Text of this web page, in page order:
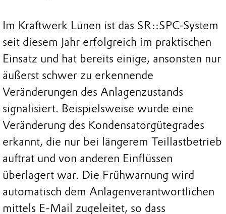
Im Kraftwerk Lünen ist das SR::SPC-System
seit diesem Jahr erfolgreich im praktischen
Einsatz und hat bereits einige, ansonsten nur
äußerst schwer zu erkennende
Veränderungen des Anlagenzustands
signalisiert. Beispielsweise wurde eine
Veränderung des Kondensatorgütegrades
erkannt, die nur bei längerem Teillastbetrieb
auftrat und von anderen Einflüssen
überlagert war. Die Frühwarnung wird
automatisch dem Anlagenverantwortlichen
mittels E-Mail zugeleitet, so dass